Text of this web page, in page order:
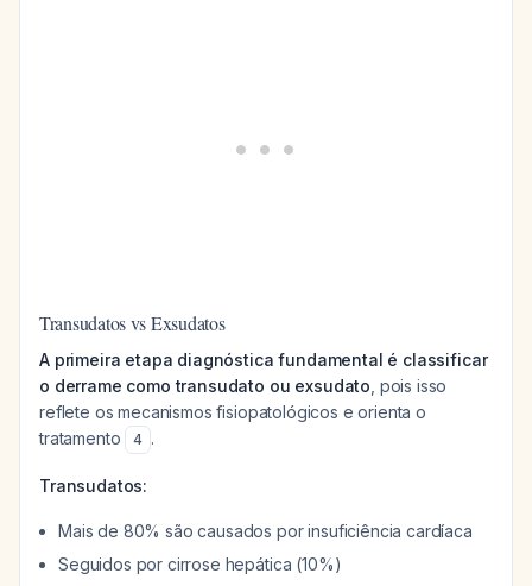
Transudatos vs Exsudatos
A primeira etapa diagnóstica fundamental é classificar
o derrame como transudato ou exsudato , pois isso
reflete os mecanismos fisiopatológicos e orienta o
tratamento
4 .
Transudatos:
Mais de 80% são causados por insuficiência cardíaca
Seguidos por cirrose hepática (10%)